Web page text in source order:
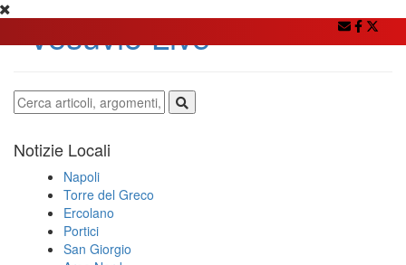
Notizie Locali
Napoli
Torre del Greco
Ercolano
Portici
San Giorgio